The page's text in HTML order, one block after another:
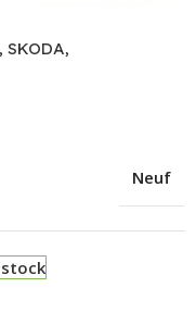
SKODA,
Neuf